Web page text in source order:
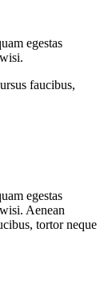
egestas
faucibus,
egestas
Aenean
tortor neque